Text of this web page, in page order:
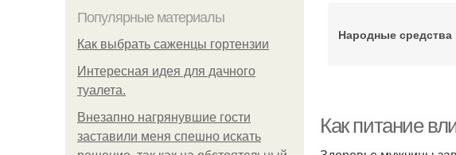
Популярные материалы
Как выбрать саженцы гортензии
Интересная идея для дачного
туалета.
Внезапно нагрянувшие гости
заставили меня спешно искать
Народные средства
Как питание